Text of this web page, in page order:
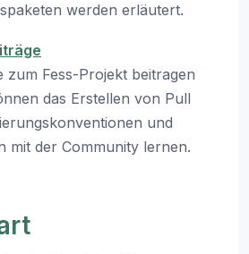
werden erläutert.
zum Fess-Projekt beitragen
das Erstellen von Pull
und
mit der Community lernen.